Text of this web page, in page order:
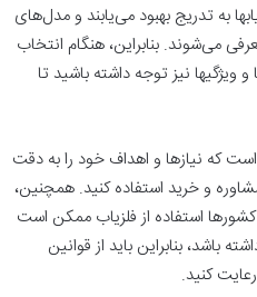
به تدریج بهبود می‌یابند و مدل‌های
می‌شوند. بنابراین، هنگام انتخاب
ویژگیها نیز توجه داشته باشید تا
که نیازها و اهداف خود را به دقت
و خرید استفاده کنید. همچنین،
استفاده از فلزیاب ممکن است
باشد، بنابراین باید از قوانین
کنید.